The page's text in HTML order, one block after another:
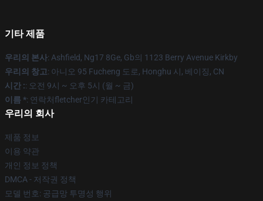
기타 제품
우리의 본사: Ashfield, Ng17 8Ge, Gb의 1123 Berry Avenue Kirkby
우리의 창고: 아니오 95 Fucheng 도로, Honghu 시, 베이징, CN
시간 :: 오전 9시 ~ 오후 5시 (월 ~ 금)
이름 *: 연락처fletcher인기 카테고리
우리의 회사
제품 정보
이용 약관
개인 정보 정책
DMCA - 저작권 정책
모델 번호: 공급망 투명성 행위